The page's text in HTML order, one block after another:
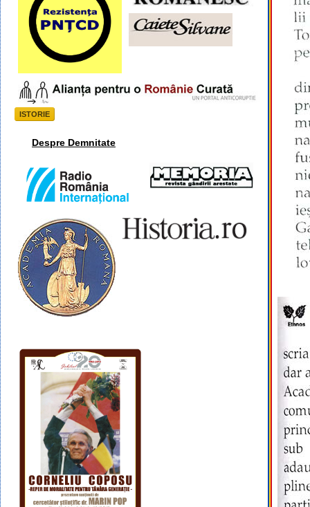
ISTORIE
Despre Demnitate